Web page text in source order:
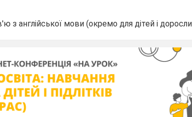
з англійської мови (окремо для дітей і